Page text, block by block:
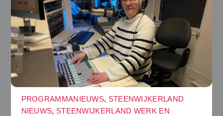
PROGRAMMANIEUWS, STEENWIJKERLAND
NIEUWS, STEENWIJKERLAND WERK EN